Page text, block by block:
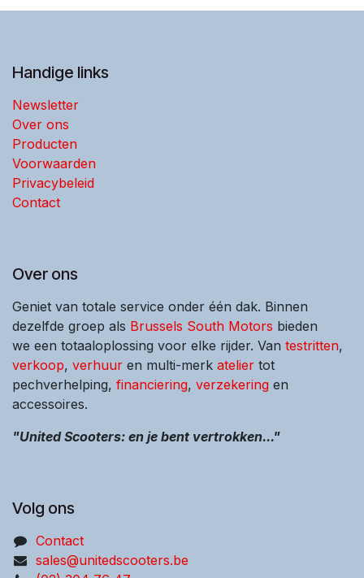
Handige links
Newsletter
Over ons
Producten
Voorwaarden
Privacybeleid
Contact
Over ons
Geniet van totale service onder één dak. Binnen
dezelfde groep als Brussels South Motors bieden
we een totaaloplossing voor elke rijder. Van testritten,
verkoop, verhuur en multi-merk atelier tot
pechverhelping, financiering, verzekering en
accessoires.
"United Scooters: en je bent vertrokken..."
Volg ons
Contact
sales@unitedscooters.be